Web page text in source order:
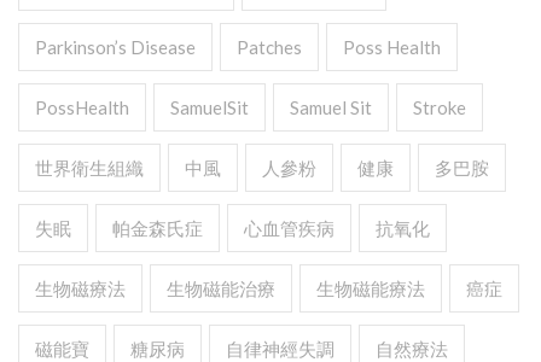
Parkinson’s Disease Patches Poss Health
PossHealth SamuelSit Samuel Sit Stroke
世界衛生組織 中風 人參粉 健康 多巴胺
失眠 帕金森氏症 心血管疾病 抗氧化
生物磁療法 生物磁能治療 生物磁能療法 癌症
磁能寶 糖尿病 自律神經失調 自然療法